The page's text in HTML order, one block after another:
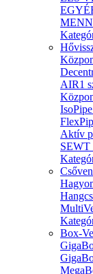
AIR1
Aktív
SEWT
Box-